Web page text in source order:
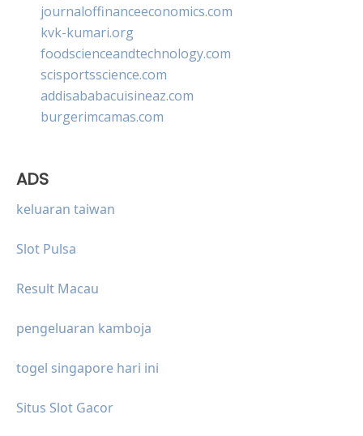
journaloffinanceeconomics.com
kvk-kumari.org
foodscienceandtechnology.com
scisportsscience.com
addisababacuisineaz.com
burgerimcamas.com
ADS
keluaran taiwan
Slot Pulsa
Result Macau
pengeluaran kamboja
togel singapore hari ini
Situs Slot Gacor